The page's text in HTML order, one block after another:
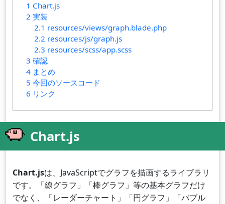
1 Chart.js
2 実装
2.1 resources/views/graph.blade.php
2.2 resources/js/graph.js
2.3 resources/scss/app.scss
3 確認
4まとめ
5 今回のソースコード
6 リンク
Chart.js
Chart.jsは、JavaScriptでグラフを描画するライブラリ
です。「線グラフ」「棒グラフ」等の基本グラフだけ
でなく、「レーダーチャート」「円グラフ」「バブル